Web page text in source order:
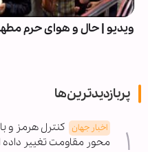
ویدیو | حال و هوای حرم
پربازدیدترین‌ها
اخبار جهان کنترل هرمز و
محور مقاومت تغییر